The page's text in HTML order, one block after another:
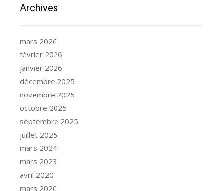
Archives
mars 2026
février 2026
janvier 2026
décembre 2025
novembre 2025
octobre 2025
septembre 2025
juillet 2025
mars 2024
mars 2023
avril 2020
mars 2020